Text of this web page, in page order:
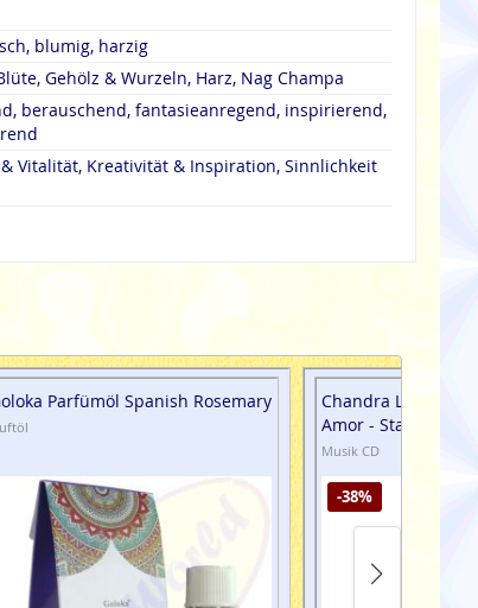
blumig, harzig
Gehölz & Wurzeln, Harz, Nag Champa
berauschend, fantasieanregend, inspirierend,
Vitalität, Kreativität & Inspiration, Sinnlichkeit
Parfümöl Spanish Rosemary
Chandra Lacombe
Amor - Star of Love
Musik CD
-38%